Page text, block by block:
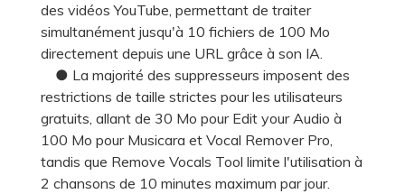
des vidéos YouTube, permettant de traiter
simultanément jusqu'à 10 fichiers de 100 Mo
directement depuis une URL grâce à son IA.
● La majorité des suppresseurs imposent des
restrictions de taille strictes pour les utilisateurs
gratuits, allant de 30 Mo pour Edit your Audio à
100 Mo pour Musicara et Vocal Remover Pro,
tandis que Remove Vocals Tool limite l'utilisation à
2 chansons de 10 minutes maximum par jour.